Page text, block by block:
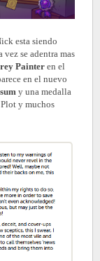
esta siendo
se adentra mas
Painteren el
en el nuevo
y una medalla
y muchos